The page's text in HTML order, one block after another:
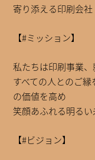
寄り添える印刷会社
【#ミッション】
私たちは印刷事業
すべての人とのご
の価値を高め
笑顔あふれる明るい
【#ビジョン】